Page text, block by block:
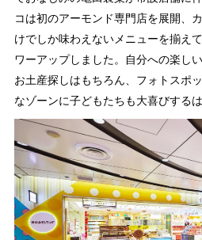
コは初のアーモンド専門店を展開、
けでしか味わえないメニューを揃え
ワーアップしました。自分への楽し
お土産探しはもちろん、フォトスポ
なゾーンに子どもたちも大喜びするは